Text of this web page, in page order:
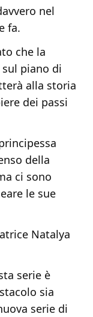
nel
fa.
che la
piano di
alla storia
dei passi
della
ci sono
le sue
Natalya
serie è
sia
serie di